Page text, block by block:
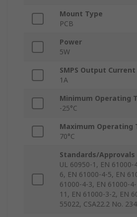
Mount Type
PCB
Power
5W
SMPS Output Current
1A
Minimum Operating
-25°C
Maximum Operating
70°C
Standards/Approvals
UL 60950-1, EN 61000-
6, EN 61000-4-5, EN
61000-4-3, EN 61000-
11, EN 61000-3-2, EN
55022, CSA22.2 No.